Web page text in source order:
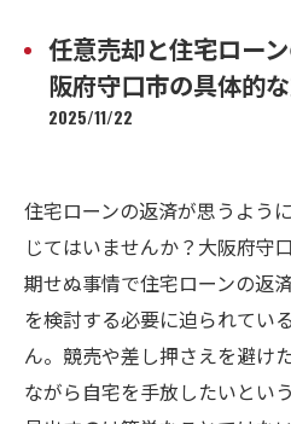
任意売却と住宅ロー
阪府守口市の具体的
2025/11/22
住宅ローンの返済が思うよう
じてはいませんか？大阪府守
期せぬ事情で住宅ローンの返
を検討する必要に迫られてい
ん。競売や差し押さえを避け
ながら自宅を手放したいとい